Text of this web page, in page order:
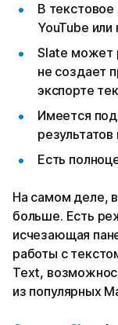
В
YouTube или
Slate может
не создает
экспорте
Имеется
результатов
Есть
На самом деле,
больше. Есть
исчезающая
работы с
Text,
из популярных